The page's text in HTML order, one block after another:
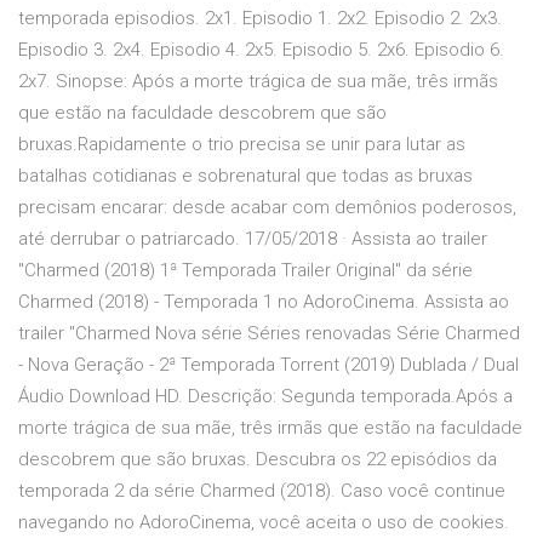
temporada episodios. 2x1. Episodio 1. 2x2. Episodio 2. 2x3.
Episodio 3. 2x4. Episodio 4. 2x5. Episodio 5. 2x6. Episodio 6.
2x7. Sinopse: Após a morte trágica de sua mãe, três irmãs
que estão na faculdade descobrem que são
bruxas.Rapidamente o trio precisa se unir para lutar as
batalhas cotidianas e sobrenatural que todas as bruxas
precisam encarar: desde acabar com demônios poderosos,
até derrubar o patriarcado. 17/05/2018 · Assista ao trailer
"Charmed (2018) 1ª Temporada Trailer Original" da série
Charmed (2018) - Temporada 1 no AdoroCinema. Assista ao
trailer "Charmed Nova série Séries renovadas Série Charmed
- Nova Geração - 2ª Temporada Torrent (2019) Dublada / Dual
Áudio Download HD. Descrição: Segunda temporada.Após a
morte trágica de sua mãe, três irmãs que estão na faculdade
descobrem que são bruxas. Descubra os 22 episódios da
temporada 2 da série Charmed (2018). Caso você continue
navegando no AdoroCinema, você aceita o uso de cookies.